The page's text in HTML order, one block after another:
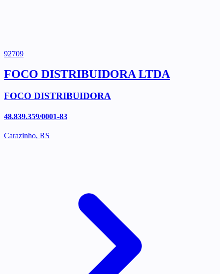
92709
FOCO DISTRIBUIDORA LTDA
FOCO DISTRIBUIDORA
48.839.359/0001-83
Carazinho, RS